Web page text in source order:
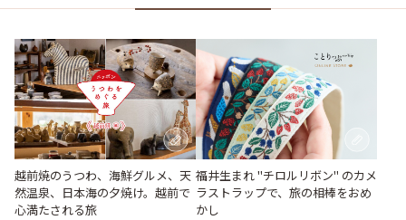
越前焼のうつわ、海鮮グルメ、天
然温泉、日本海の夕焼け。越前で
心満たされる旅
福井生まれ "チロルリボン" のカメ
ラストラップで、旅の相棒をおめ
かし